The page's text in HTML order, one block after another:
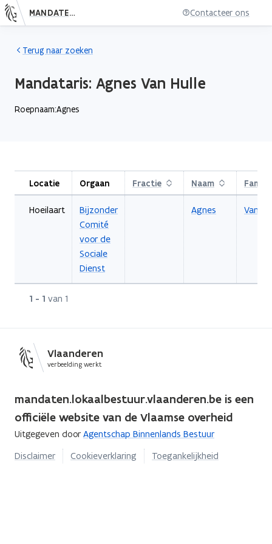
Nieuwe pagina: persoon.subject.index
MANDATENDATABANK Contacteer ons
Terug naar zoeken
Mandataris: Agnes Van Hulle
Roepnaam:Agnes
Locatie Orgaan Fractie SorterenNaam Sorteren
Hoeilaart
Bijzonder
Comité
voor de
Sociale
Dienst
Agnes Van
Rij
1 - 1 van 1
Vlaanderen
verbeelding werkt
mandaten.lokaalbestuur.vlaanderen.be is een
officiële website van de Vlaamse overheid
Uitgegeven door Agentschap Binnenlands Bestuur
Disclaimer
Cookieverklaring Toegankelijkheid